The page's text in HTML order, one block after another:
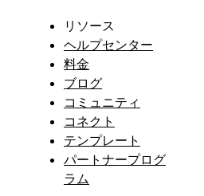
リソース
ヘルプセンター
料金
ブログ
コミュニティ
コネクト
テンプレート
パートナープログ
ラム